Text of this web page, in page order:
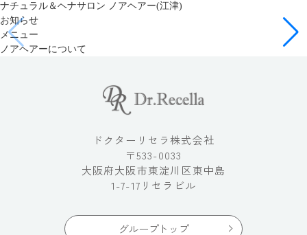
ナチュラル＆ヘナサロン ノアヘアー(江津)
お知らせ
メニュー
ノアヘアーについて
ドクターリセラ株式会社
〒533-0033
大阪府大阪市東淀川区東中島
1-7-17リセラビル
グループトップ